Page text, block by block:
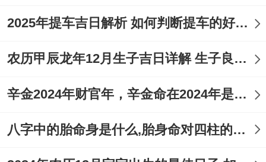
合约跟学业事宜。冲鸡煞西- 属鸡者需注意
5月20日（星期三,农历四月初四）
宜：结婚、订婚、理发、开工、入土、出
差、出门、出行、交易、动工、嫁娶、祭
祀、纳采、扫舍宇、纳畜、安葬、买车、离
2025年提车吉日解析 如何判断提车的好日子
农历甲辰龙年12月生子吉日详解 生子良辰的影响因素
辛金2024年财官年，辛金命在2024年是财官年还是财印年
八字中的胎命身是什么,胎身命对四柱的影响